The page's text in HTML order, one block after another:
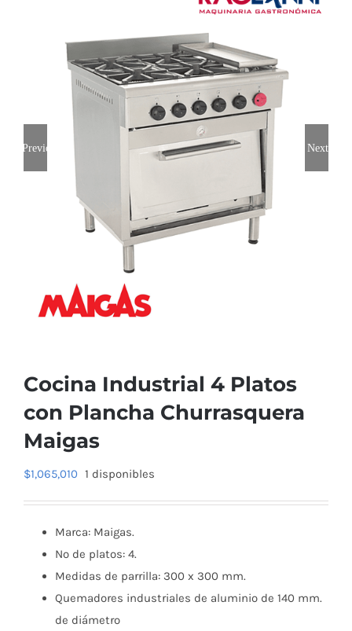
Previous Next
Cocina Industrial 4 Platos
con Plancha Churrasquera
Maigas
$1,065,010 1 disponibles
Marca: Maigas.
Nº de platos: 4.
Medidas de parrilla: 300 x 300 mm.
Quemadores industriales de aluminio de 140 mm.
de diámetro